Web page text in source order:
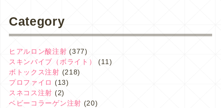
Category
ヒアルロン酸注射 (377)
スキンバイブ（ボライト）
(11)
ボトックス注射 (218)
プロファイロ (13)
スネコス注射 (2)
ベビーコラーゲン注射 (20)